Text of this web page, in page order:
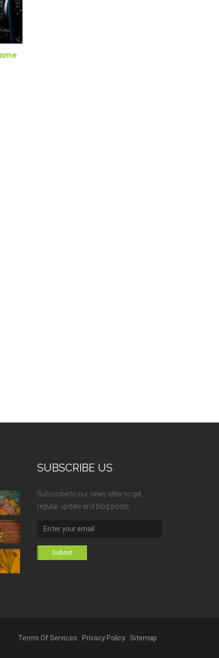
SUBSCRIBE US
Subscribe to our news letter to get
regular update and blog posts.
Submit
Terms Of Services Privacy Policy Sitemap